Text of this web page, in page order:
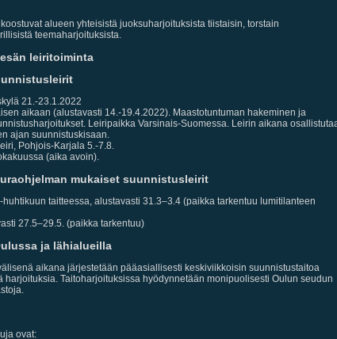
alueen yhteisistä juoksuharjoituksista tiistaisin, torstain
teemaharjoituksista.
leiritoiminta
21.-23.1.2022
aikaan (alustavasti 14.-19.4.2022). Maastotuntuman hakeminen ja
Leiripaikka Varsinais-Suomessa. Leirin aikana
ajan suunnistuskisaan.
Pohjois-Karjala 5.-7.8.
(aika avoin).
mukaiset suunnistusleirit
huhtikuun taitteessa, alustavasti 31.3–3.4 (paikka tarkentuu lumitilanteen
27.5–29.5. (paikka tarkentuu)
ja lähialueilla
aikana järjestetään pääasiallisesti keskiviikkoisin suunnistustaitoa
harjoituksia. Taitoharjoituksissa hyödynnetään monipuolisesti Oulun seudun
ovat: